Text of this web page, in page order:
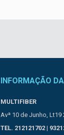
INFORMAÇÃO
MULTIFIBER
Avª 10 de Junho, Lt19
TEL. 212121702 |